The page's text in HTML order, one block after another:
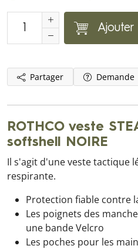
Partager Demande
ROTHCO veste
softshell NOIRE
Il s'agit d'une veste tactique
respirante.
Protection fiable contre
Les poignets des
une bande Velcro
Les poches pour les